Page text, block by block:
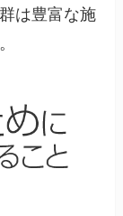
は豊富な施